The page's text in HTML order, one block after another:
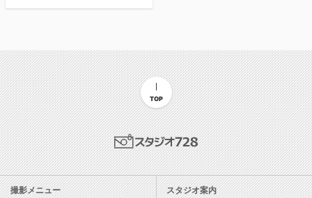
TOP
スタジオ728
撮影メニュー スタジオ案内